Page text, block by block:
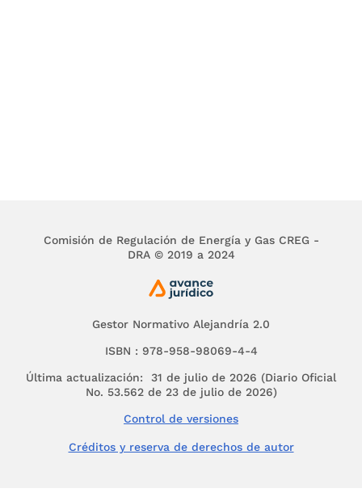
proponer la adopción de las medidas necesarias
buscar la liberación gradual de los mercados
hacia la libre competencia; y establecer criterios
para la fijación de compromisos de ventas
garantizadas de energía y potencia entre las
empresas eléctricas y entre éstas y los grandes
La ley 142 de 1994, artículo74 , también le
asignó a la Comisión de Regulación de Energía y
Operación para regular el funcionamiento del
Gestor Normativo Alejandría 2.0
ISBN : 978-958-98069-4-4
Última actualización: 31 de julio de 2026 (Diario Oficial
No. 53.562 de 23 de julio de 2026)
Control de versiones
Créditos y reserva de derechos de autor
Comisión de Regulación de Energía y Gas CREG -
DRA © 2019 a 2024